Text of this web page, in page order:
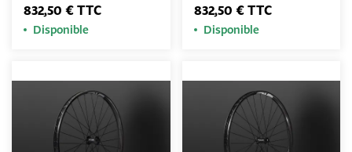
832,50 € TTC
Disponible
832,50 € TTC
Disponible